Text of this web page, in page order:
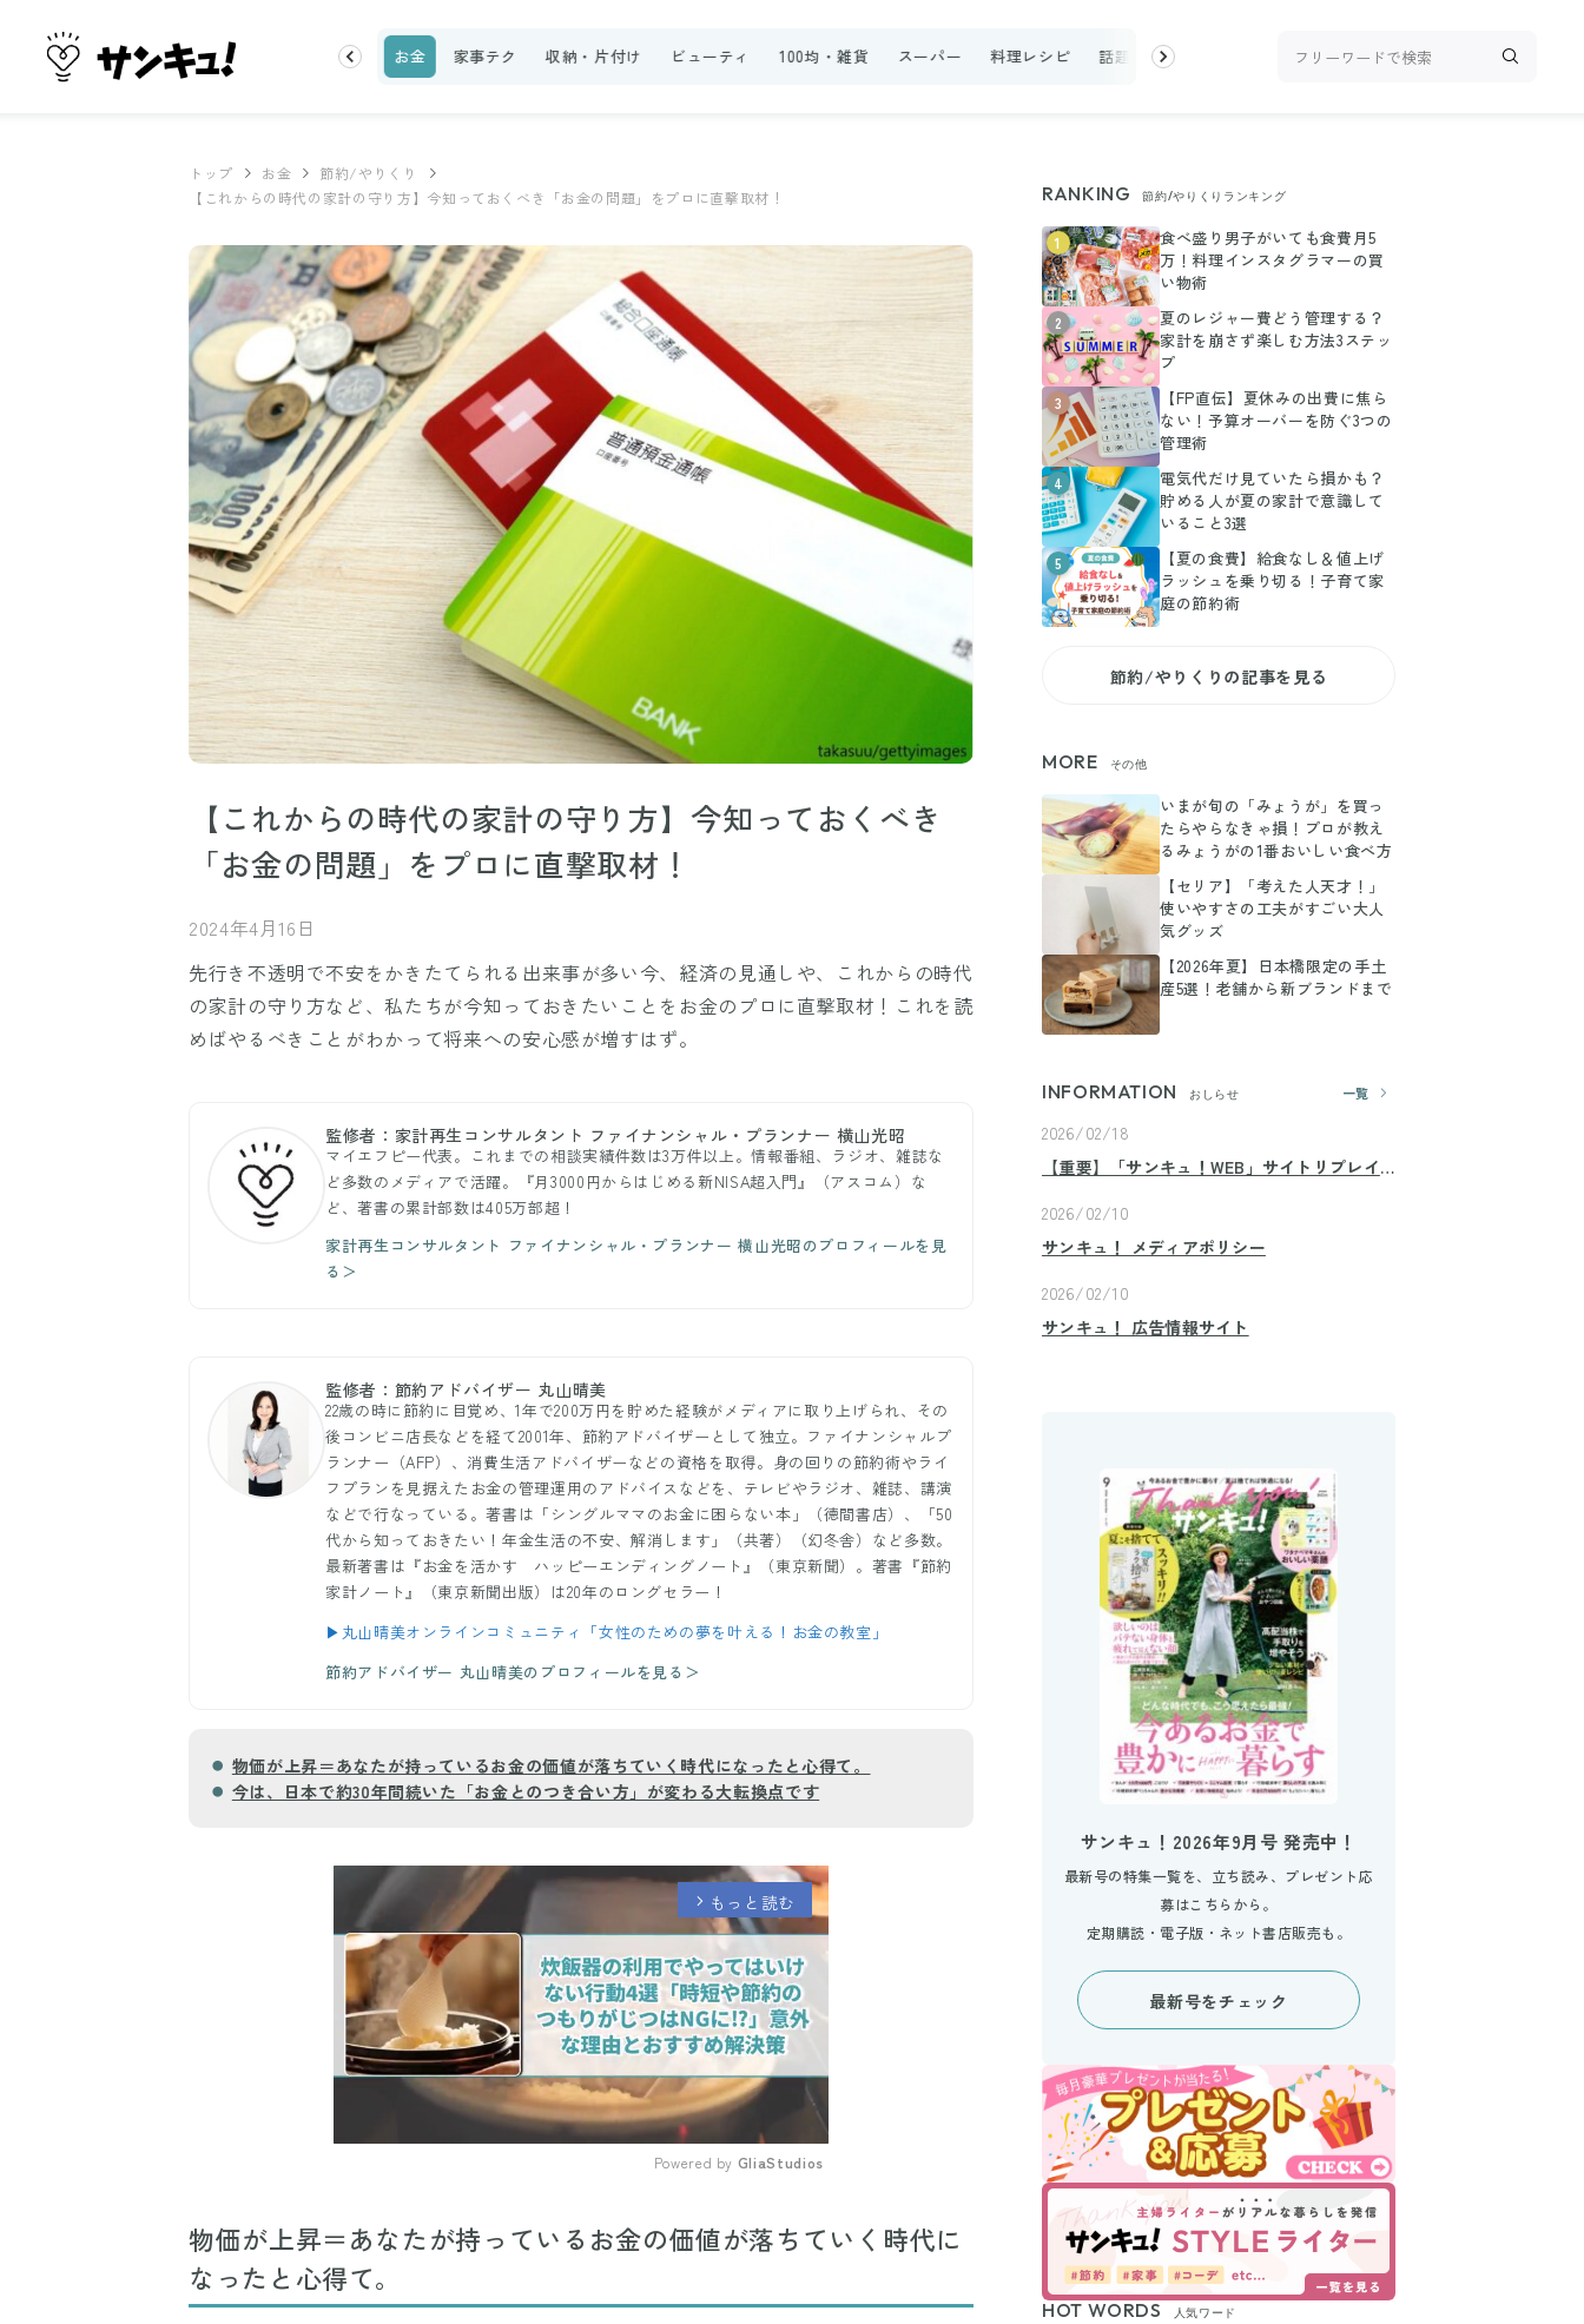
レシピ 話題 トップ 新着 ランキング お金 家事テク 収納・片付け ビューティ 100均・雑貨 スーパー 料理レシピ 話題 トップ ランキング お金 家事テク
トップ お金
節約/やりくり
【これからの時代の家計の守り方】今知っておくべき「お金の問題」をプロに直撃取材！
【これからの時代の家計の守り方】今知っておくべき
「お金の問題」をプロに直撃取材！
2024年4月16日
先行き不透明で不安をかきたてられる出来事が多い今、経済の見通しや、これからの時代
の家計の守り方など、私たちが今知っておきたいことをお金のプロに直撃取材！これを読
めばやるべきことがわかって将来への安心感が増すはず。
監修者：家計再生コンサルタント ファイナンシャル・プランナー 横山光昭
マイエフピー代表。これまでの相談実績件数は3万件以上。情報番組、ラジオ、雑誌な
ど多数のメディアで活躍。『月3000円からはじめる新NISA超入門』（アスコム）な
ど、著書の累計部数は405万部超！
家計再生コンサルタント ファイナンシャル・プランナー 横山光昭のプロフィールを見
る＞
監修者：節約アドバイザー 丸山晴美
22歳の時に節約に目覚め、1年で200万円を貯めた経験がメディアに取り上げられ、その
後コンビニ店長などを経て2001年、節約アドバイザーとして独立。ファイナンシャルプ
ランナー（AFP）、消費生活アドバイザーなどの資格を取得。身の回りの節約術やライ
フプランを見据えたお金の管理運用のアドバイスなどを、テレビやラジオ、雑誌、講演
などで行なっている。著書は「シングルママのお金に困らない本」（徳間書店）、「50
代から知っておきたい！年金生活の不安、解消します」（共著）（幻冬舎）など多数。
最新著書は『お金を活かす ハッピーエンディングノート』（東京新聞）。著書『節約
家計ノート』（東京新聞出版）は20年のロングセラー！
▶丸山晴美オンラインコミュニティ「女性のための夢を叶える！お金の教室」
節約アドバイザー 丸山晴美のプロフィールを見る＞
物価が上昇＝あなたが持っているお金の価値が落ちていく時代になったと心得て。
今は、日本で約30年間続いた「お金とのつき合い方」が変わる大転換点です
arrow_forward_ios もっと読む
Mute
Powered by GliaStudios
物価が上昇＝あなたが持っているお金の価値が落ちていく時代に
なったと心得て。
RANKING 節約/やりくりランキング
1
食べ盛り男子がいても食費月5
万！料理インスタグラマーの買
い物術
2
夏のレジャー費どう管理する？
家計を崩さず楽しむ方法3ステッ
プ
3
【FP直伝】夏休みの出費に焦ら
ない！予算オーバーを防ぐ3つの
管理術
4
電気代だけ見ていたら損かも？
貯める人が夏の家計で意識して
いること3選
5
【夏の食費】給食なし＆値上げ
ラッシュを乗り切る！子育て家
庭の節約術
節約/やりくりの記事を見る
MORE その他
いまが旬の「みょうが」を買っ
たらやらなきゃ損！プロが教え
るみょうがの1番おいしい食べ方
【セリア】「考えた人天才！」
使いやすさの工夫がすごい大人
気グッズ
【2026年夏】日本橋限定の手土
産5選！老舗から新ブランドまで
INFORMATION おしらせ 一覧
2026/02/18
【重要】「サンキュ！WEB」サイトリプレイ
2026/02/10
サンキュ！ メディアポリシー
2026/02/10
サンキュ！ 広告情報サイト
サンキュ！2026年9月号 発売中！
最新号の特集一覧を、立ち読み、プレゼント応
募はこちらから。
定期購読・電子版・ネット書店販売も。
最新号をチェック
HOT WORDS 人気ワード